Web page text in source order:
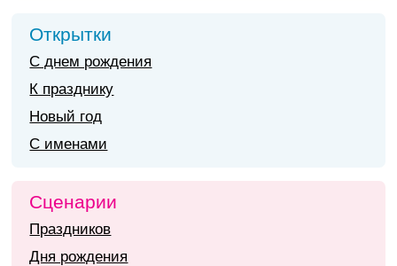
Открытки
С днем рождения
К празднику
Новый год
С именами
Сценарии
Праздников
Дня рождения